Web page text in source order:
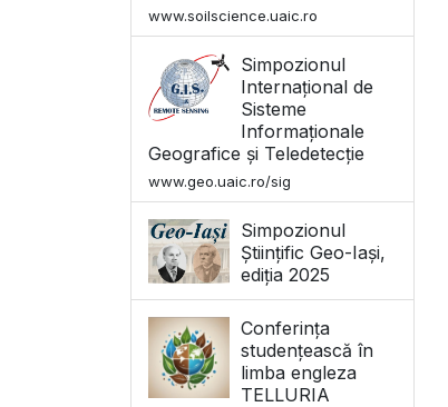
www.soilscience.uaic.ro
Simpozionul
Internațional de
Sisteme
Informaționale
Geografice și Teledetecție
www.geo.uaic.ro/sig
Simpozionul
Științific Geo-Iași,
ediția 2025
Conferința
studențească în
limba engleza
TELLURIA